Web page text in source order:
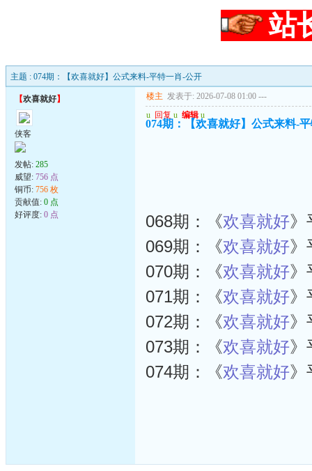
站
主题 : 074期：【欢喜就好】公式来料-平特一肖-公开
【欢喜就好】
侠客
发帖: 285
威望: 756 点
铜币: 756 枚
贡献值: 0 点
好评度: 0 点
楼主 发表于: 2026-07-08 01:00 ---
u 回复 u 编辑 u
074期：【欢喜就好】公式来料-
068期：《欢喜就好》
069期：《欢喜就好》
070期：《欢喜就好》
071期：《欢喜就好》
072期：《欢喜就好》
073期：《欢喜就好》
074期：《欢喜就好》